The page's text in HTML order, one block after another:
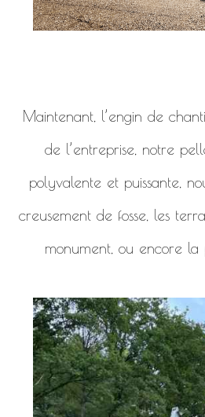
Maintenant, l’engin de
de l’entreprise, notre
polyvalente et puissante,
creusement de fosse, les
monument, ou encore la